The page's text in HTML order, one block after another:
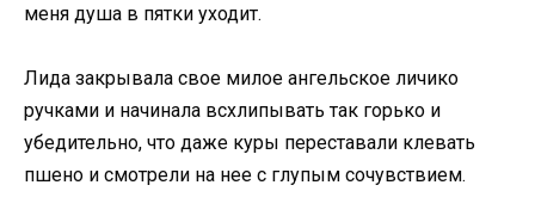
меня душа в пятки уходит.
Лида закрывала свое милое ангельское личико
ручками и начинала всхлипывать так горько и
убедительно, что даже куры переставали клевать
пшено и смотрели на нее с глупым сочувствием.